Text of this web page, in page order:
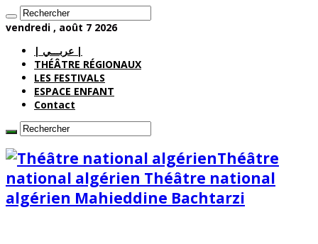
vendredi , août 7 2026
| عربـــي |
THÉÂTRE RÉGIONAUX
LES FESTIVALS
ESPACE ENFANT
Contact
Théâtre
national algérien Théâtre national
algérien Mahieddine Bachtarzi